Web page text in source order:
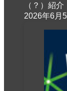
（？）紹介
2026年6月5